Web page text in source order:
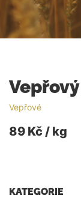
Vepřové
89 Kč / kg
KATEGORIE